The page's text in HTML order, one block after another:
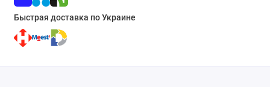
Быстрая доставка по Украине